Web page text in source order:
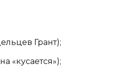
Грант);
«кусается»);